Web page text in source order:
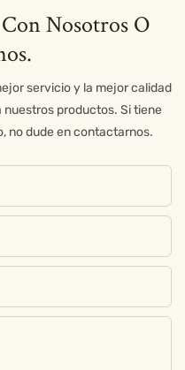
Nosotros O
servicio y la mejor calidad
productos. Si tiene
no dude en contactarnos.